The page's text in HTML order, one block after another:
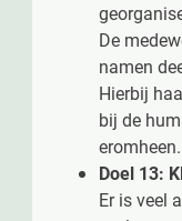
De
namen
Hierbij
bij de
eromheen.
Doel 13:
Er is veel